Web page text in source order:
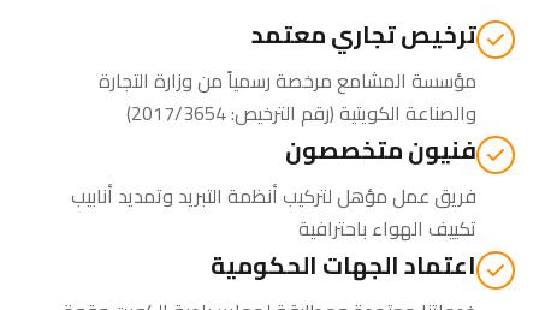
ترخيص تجاري معتمد
مؤسسة المشامع مرخصة رسمياً منوزارة التجارة
والصناعة الكويتية(رقم الترخيص: 2017/3654)
فنيون متخصصون
فريق عمل مؤهل لتركيب أنظمة التبريد وتمديد أنابيب
تكييف الهواء باحترافية
اعتماد الجهات الحكومية